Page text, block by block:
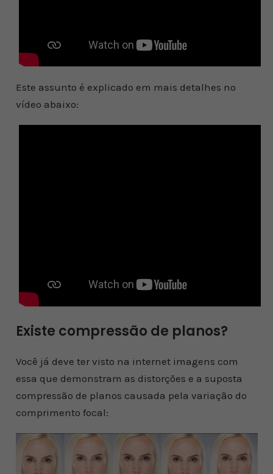
Este assunto é explicado em mais detalhes no
vídeo abaixo:
Existe compressão de planos?
Você já deve ter visto na internet imagens com
essa que demonstram as distorções e a suposta
compressão de planos causada pela variação do
comprimento focal: